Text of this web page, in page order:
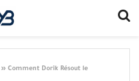
» Comment Dorik Résout le